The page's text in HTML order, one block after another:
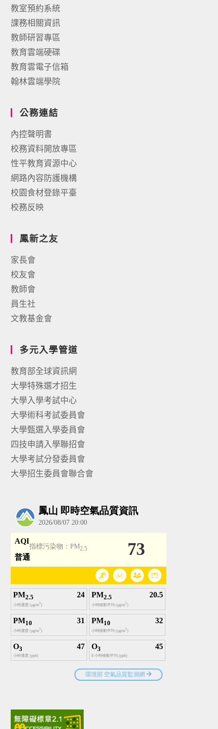
教室預約系統
課務相關資訊
教師研習專區
教育雲端硬碟
教育雲電子信箱
翰林雲端學院
公務連結
內控聲明書
校務資料開放專區
性平教育資源中心
網路內容防護機構
校園食材登錄平臺
校務反映
鳳新之友
家長會
校友會
教師會
員生社
文教基金會
多元入學管道
教育部全球資訊網
大學特殊選才招生
大學入學考試中心
大學術科考試委員會
大學甄選入學委員會
四技申請入學聯招會
大學考試分發委員會
大學招生委員會聯合會